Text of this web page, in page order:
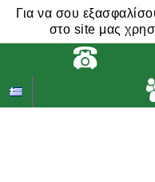
Για να σου
στο site μας